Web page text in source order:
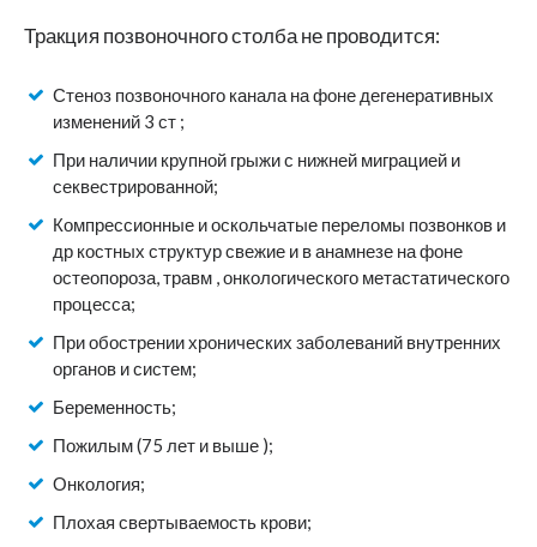
Тракция позвоночного столба не проводится:
Стеноз позвоночного канала на фоне дегенеративных
изменений 3 ст ;
При наличии крупной грыжи с нижней миграцией и
секвестрированной;
Компрессионные и оскольчатые переломы позвонков и
др костных структур свежие и в анамнезе на фоне
остеопороза, травм , онкологического метастатического
процесса;
При обострении хронических заболеваний внутренних
органов и систем;
Беременность;
Пожилым (75 лет и выше );
Онкология;
Плохая свертываемость крови;